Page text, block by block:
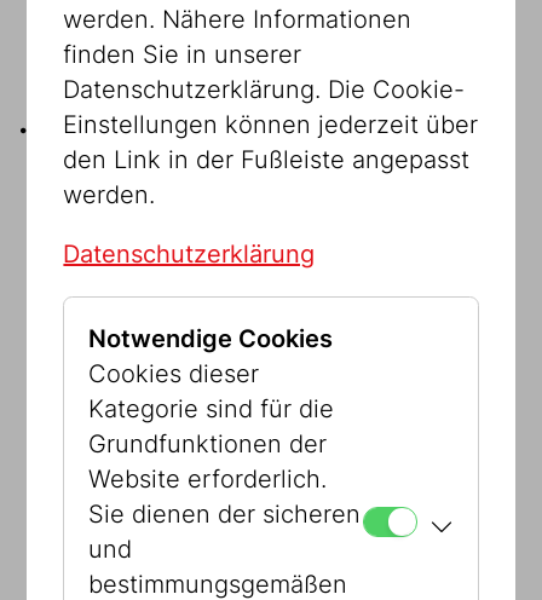
Gratis 1 Ausstellungskatalog pro Jahr
... noch MEHR Vorteil
Freier Eintritt im Wien Museum inkl.
Ermäßigte Eintritte im Haus der Musik,
Globenmuseum, Papyrusmuseum,
Prunksaal der Österreichischen
Nationalbibliothek, Esperantomuseum,
Literaturmuseum
10% Rabatt im Volkstheater Wien
werden. Nähere Informationen
finden Sie in unserer
Datenschutzerklärung. Die Cookie-
Einstellungen können jederzeit über
den Link in der Fußleiste angepasst
werden.
Datenschutzerklärung
Notwendige Cookies
Cookies dieser
Kategorie sind für die
Grundfunktionen der
Website erforderlich.
Sie dienen der sicheren
und
bestimmungsgemäßen